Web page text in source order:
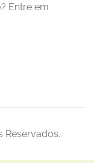
Entre em
Reservados.